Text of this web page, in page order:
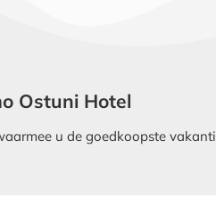
Ostuni Hotel
u de goedkoopste